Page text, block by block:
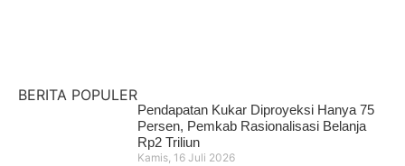
BERITA POPULER
Pendapatan Kukar Diproyeksi Hanya 75
Persen, Pemkab Rasionalisasi Belanja
Rp2 Triliun
Kamis, 16 Juli 2026